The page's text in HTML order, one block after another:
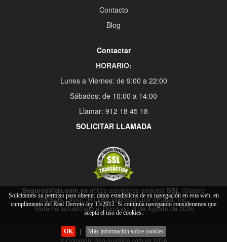
Contacto
Blog
Contactar
HORARIO:
Lunes a Viernes: de 9:00 a 22:00
Sábados: de 10:00 a 14:00
Llamar: 912 18 45 18
SOLICITAR LLAMADA
SegurosVida.com.es utiliza servidores seguros SSL (Secure
Sockets Layer), HTTPS verificado por cPanel, Inc.
Sistema actualizado el Domingo, 9 de Agosto de 2026
© Copyright SegurosVida.com.es 2026
Solicitamos su permiso para obtener datos estadísticos de su navegación en esta web, en
cumplimiento del Real Decreto-ley 13/2012. Si continúa navegando consideramos que
acepta el uso de cookies.
OK | Más información sobre cookies